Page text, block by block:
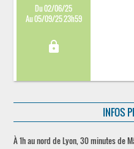
Du 02/06/25
Au 05/09/25 23h59
lock
INFOS
À 1h au nord de Lyon, 30 minutes de